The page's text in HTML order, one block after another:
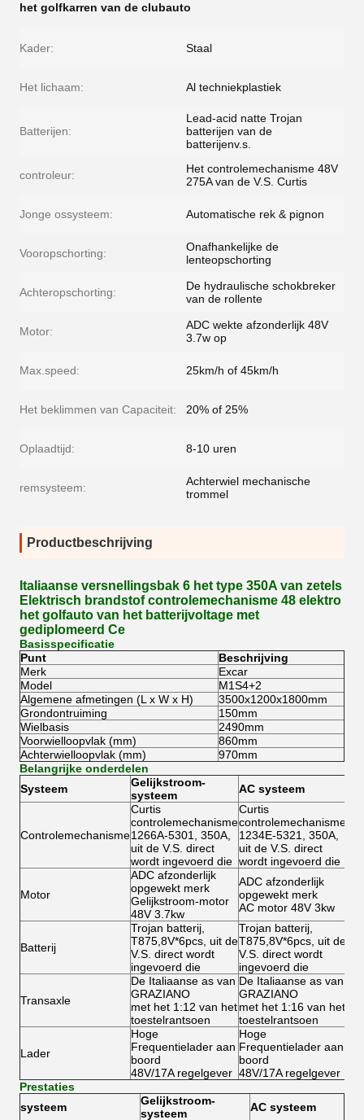
het golfkarren van de clubauto
Kader: Staal
Het lichaam: Al techniekplastiek
Batterijen:
Lead-acid natte Trojan
batterijen van de
batterijenv.s.
controleur:
Het controlemechanisme 48V
275A van de V.S. Curtis
Jonge ossysteem: Automatische rek & pignon
Vooropschorting:
Onafhankelijke de
lenteopschorting
Achteropschorting:
De hydraulische schokbreker
van de rollente
Motor:
ADC wekte afzonderlijk 48V
3.7w op
Max.speed: 25km/h of 45km/h
Het beklimmen van Capaciteit: 20% of 25%
Oplaadtijd: 8-10 uren
remsysteem:
Achterwiel mechanische
trommel
Productbeschrijving
Italiaanse versnellingsbak 6 het type 350A van zetels
Elektrisch brandstof controlemechanisme 48 elektro
het golfauto van het batterijvoltage met
gediplomeerd Ce
Basisspecificatie
Punt
Beschrijving
Merk
Excar
Model
M1S4+2
Algemene afmetingen (L x W x H)
3500x1200x1800mm
Grondontruiming
150mm
Wielbasis
2490mm
Voorwielloopvlak (mm)
860mm
Achterwielloopvlak (mm)
970mm
Belangrijke onderdelen
Systeem
Gelijkstroom-
systeem
AC systeem
Controlemechanisme
Curtis
controlemechanisme
1266A-5301, 350A,
uit de V.S. direct
wordt ingevoerd die
Curtis
controlemechanisme
1234E-5321, 350A,
uit de V.S. direct
wordt ingevoerd die
Motor
ADC afzonderlijk
opgewekt merk
Gelijkstroom-motor
48V 3.7kw
ADC afzonderlijk
opgewekt merk
AC motor 48V 3kw
Batterij
Trojan batterij,
T875,8V*6pcs, uit de
V.S. direct wordt
ingevoerd die
Trojan batterij,
T875,8V*6pcs, uit de
V.S. direct wordt
ingevoerd die
Transaxle
De Italiaanse as van
GRAZIANO
met het 1:12 van het
toestelrantsoen
De Italiaanse as van
GRAZIANO
met het 1:16 van het
toestelrantsoen
Lader
Hoge
Frequentielader aan
boord
48V/17A regelgever
Hoge
Frequentielader aan
boord
48V/17A regelgever
Prestaties
systeem
Gelijkstroom-
systeem
AC systeem